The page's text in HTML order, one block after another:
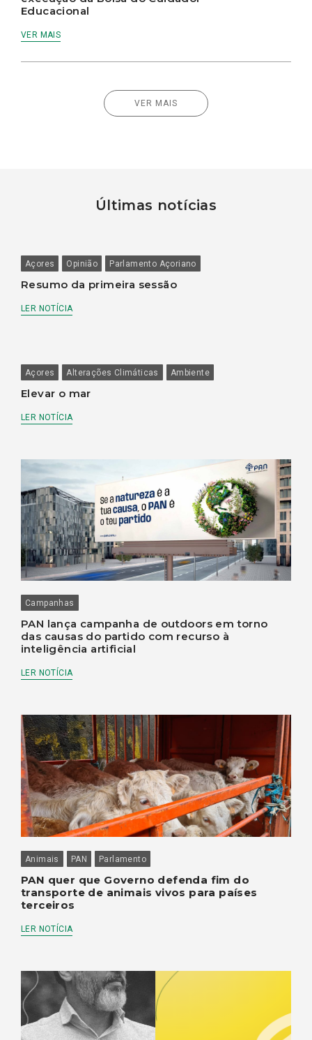
Educacional
VER MAIS
VER MAIS
Últimas notícias
Açores Opinião Parlamento Açoriano
Resumo da primeira sessão
LER NOTÍCIA
Açores Alterações Climáticas Ambiente
Elevar o mar
LER NOTÍCIA
Campanhas
PAN lança campanha de outdoors em torno
das causas do partido com recurso à
inteligência artificial
LER NOTÍCIA
Animais PAN Parlamento
PAN quer que Governo defenda fim do
transporte de animais vivos para países
terceiros
LER NOTÍCIA